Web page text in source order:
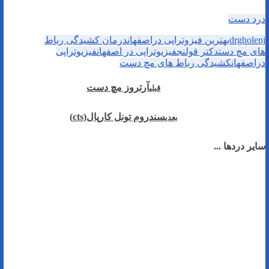
درد دست
drgholenjبهترین فیزوتراپی دراصفهاندرمان کشیدگی رباط
های مچ دستدکتر قولنجفیزیوتراپی در اصفهانفیزیوتراپی
دراصفهانکشیدگی رباط های مچ دست
قبلیآرتروز مچ دست
بعدیسندروم تونل کارپال(cts)
سایر دردها ...